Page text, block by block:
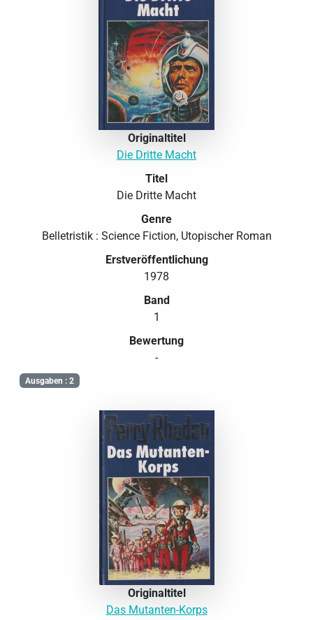
Originaltitel
Die Dritte Macht
Titel
Die Dritte Macht
Genre
Belletristik : Science Fiction, Utopischer Roman
Erstveröffentlichung
1978
Band
1
Bewertung
-
Ausgaben : 2
Originaltitel
Das Mutanten-Korps